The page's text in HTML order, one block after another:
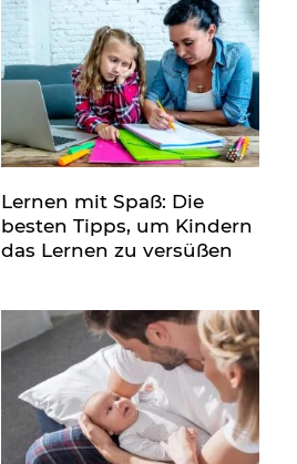
Lernen mit Spaß: Die
besten Tipps, um Kindern
das Lernen zu versüßen